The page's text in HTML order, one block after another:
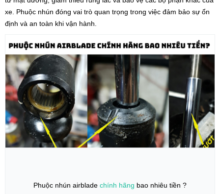
xe. Phuộc nhún đóng vai trò quan trọng trong việc đảm bảo sự ổn
định và an toàn khi vận hành.
Phuộc nhún airblade chính hãng bao nhiêu tiền ?